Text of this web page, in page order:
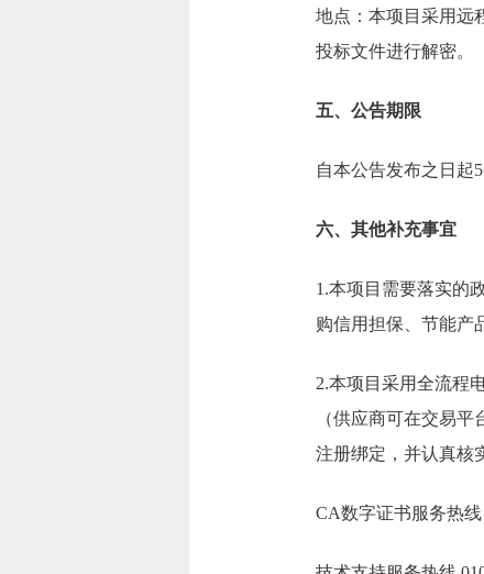
地点：本项目采用远
投标文件进行解密。
五、公告期限
自本公告发布之日起5
六、其他补充事宜
1.本项目需要落实的
购信用担保、节能产
2.本项目采用全流程
（供应商可在交易
注册绑定，并认真核
CA数字证书服务热线